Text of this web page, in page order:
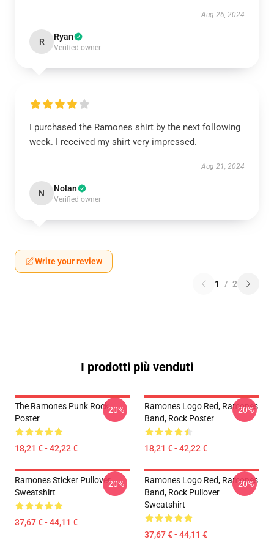
Aug 26, 2024
R Ryan
Verified owner
I purchased the Ramones shirt by the next following
week. I received my shirt very impressed.
Aug 21, 2024
N Nolan
Verified owner
Write your review
1 / 2
I prodotti più venduti
The Ramones Punk Rock
Poster
18,21 € - 42,22 €
-20%
Ramones Logo Red, Ramones
Band, Rock Poster
18,21 € - 42,22 €
-20%
Ramones Sticker Pullover
Sweatshirt
37,67 € - 44,11 €
-20%
Ramones Logo Red, Ramones
Band, Rock Pullover
Sweatshirt
37,67 € - 44,11 €
-20%